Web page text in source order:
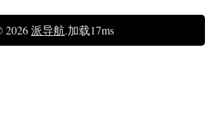
2026派导航.加载17ms